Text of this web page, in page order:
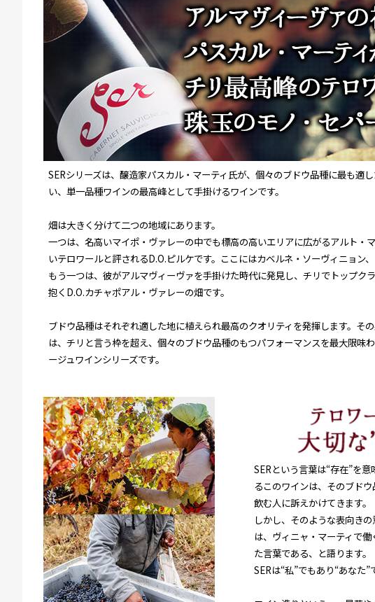
SERシリーズは、醸造家パスカル・マーティ氏が、個々のブドウ品種に最も適
い、単一品種ワインの最高峰として手掛けるワインです。
畑は大きく分けて二つの地域にあります。
一つは、名高いマイポ・ヴァレーの中でも標高の高いエリアに広がるアルト・
いテロワールと評されるD.O.ピルケです。ここにはカベルネ・ソーヴィニョン
もう一つは、彼がアルマヴィーヴァを手掛けた時代に発見し、チリでトップク
抱くD.O.カチャポアル・ヴァレーの畑です。
ブドウ品種はそれぞれ適した地に植えられ最高のクオリティを発揮します。そ
は、チリと言う枠を超え、個々のブドウ品種のもつパフォーマンスを最大限味
ージュワインシリーズです。
SERという言葉は“存在”を
るこのワインは、そのブド
飲む人に訴えかけてきます。
しかし、そのような表向き
は、ヴィニャ・マーティで
た言葉である、と語ります。
SERは“私”でもあり“あなた”